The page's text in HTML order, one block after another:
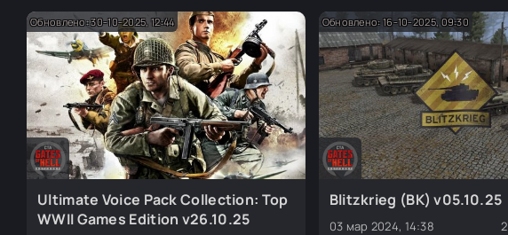
количество объектов для редактора.
времен Холодной войны.
Обновлено: 30-10-2025, 12:44
Ultimate Voice Pack Collection: Top
WWII Games Edition v26.10.25
Обновлено: 16-10-2025, 09:30
Blitzkrieg (BK) v05.10.25
03 мар 2024, 14:38 2